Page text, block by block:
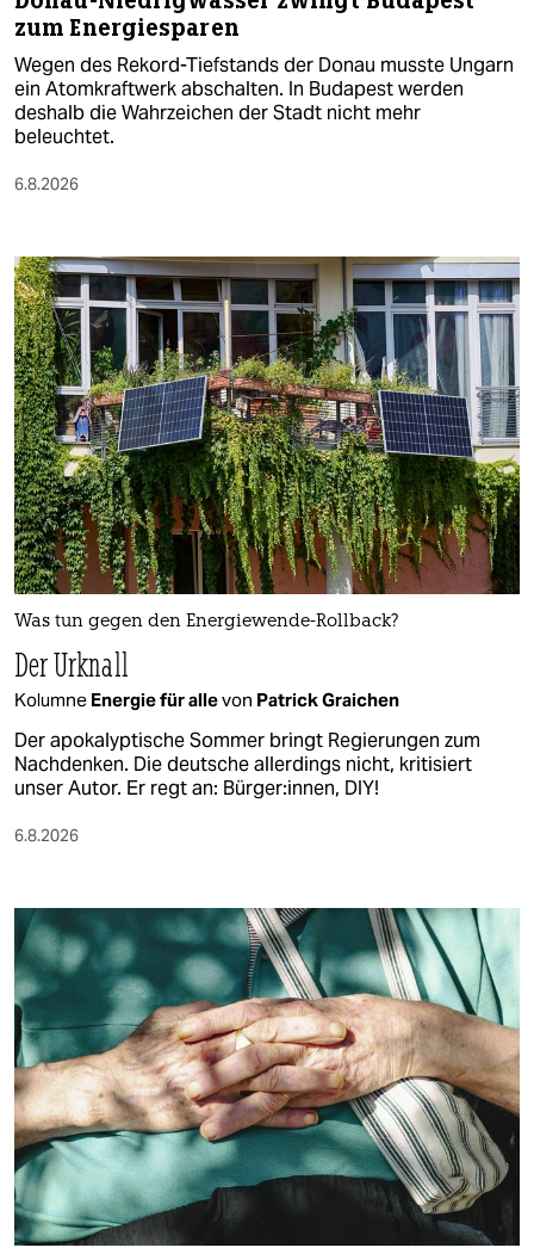
zum Energiesparen
Wegen des Rekord-Tiefstands der Donau musste Ungarn
ein Atomkraftwerk abschalten. In Budapest werden
deshalb die Wahrzeichen der Stadt nicht mehr
beleuchtet.
6.8.2026
Was tun gegen den Energiewende-Rollback?
Der Urknall
Kolumne Energie für allevon Patrick Graichen
Der apokalyptische Sommer bringt Regierungen zum
Nachdenken. Die deutsche allerdings nicht, kritisiert
unser Autor. Er regt an: Bürger:innen, DIY!
6.8.2026